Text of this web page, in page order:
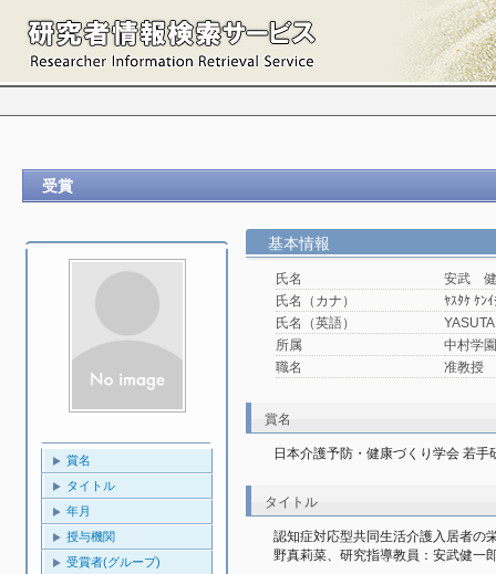
受賞
賞名
タイトル
年月
授与機関
受賞者(グループ)
基本情報
氏名
安武
氏名（カナ）
ﾔｽﾀｹ ｹﾝ
氏名（英語）
所属
中村学
職名
准教授
賞名
日本介護予防・健康づくり学会 若手
タイトル
認知症対応型共同生活介護入居者の
野真莉菜、研究指導教員：安武健一